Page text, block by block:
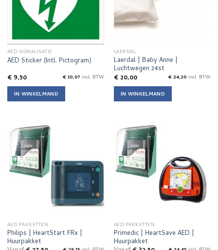
AED SIGNALISATIE
AED Sticker (Intl. Pictogram)
€9,50 €10,07 incl. BTW
IN WINKELMAND
LAERDAL
Laerdal | Baby Anne |
Luchtwegen 24st
€20,00 €24,20 incl. BTW
IN WINKELMAND
AED PAKKETTEN
Philips | HeartStart FRx |
Huurpakket
AED PAKKETTEN
Primedic | HeartSave AED |
Huurpakket